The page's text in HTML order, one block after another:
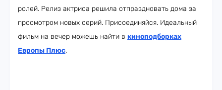
ролей. Релиз актриса решила отпраздновать дома за
просмотром новых серий. Присоединяйся. Идеальный
фильм на вечер можешь найти в киноподборках
Европы Плюс.